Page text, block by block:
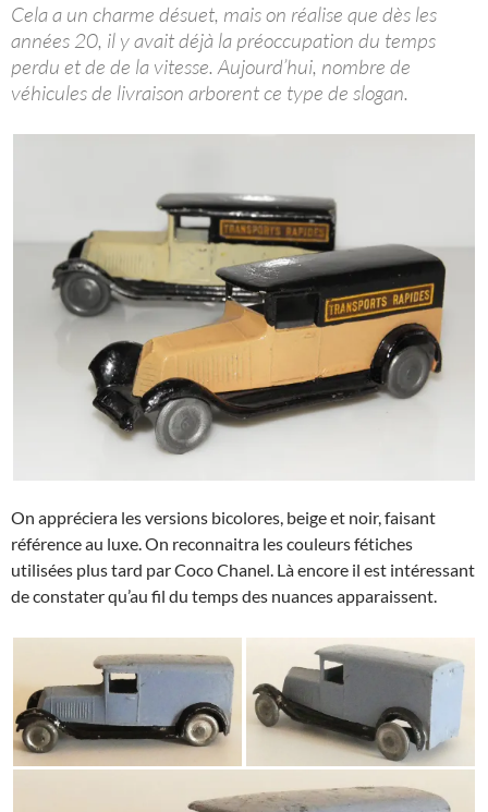
Cela a un charme désuet, mais on réalise que dès les
années 20, il y avait déjà la préoccupation du temps
perdu et de de la vitesse. Aujourd’hui, nombre de
véhicules de livraison arborent ce type de slogan.
On appréciera les versions bicolores, beige et noir, faisant
référence au luxe. On reconnaitra les couleurs fétiches
utilisées plus tard par Coco Chanel. Là encore il est intéressant
de constater qu’au fil du temps des nuances apparaissent.